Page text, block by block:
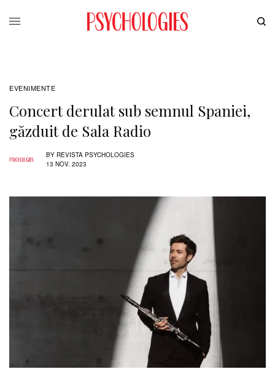
EVENIMENTE
Concert derulat sub semnul Spaniei,
găzduit de Sala Radio
BY REVISTA PSYCHOLOGIES
13 NOV. 2023